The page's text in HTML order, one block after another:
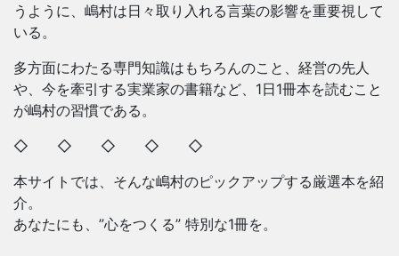
うように、嶋村は日々取り入れる言葉の影響を重要視して
いる。
多方面にわたる専門知識はもちろんのこと、経営の先人
や、今を牽引する実業家の書籍など、1日1冊本を読むこと
が嶋村の習慣である。
◇ ◇ ◇ ◇ ◇
本サイトでは、そんな嶋村のピックアップする厳選本を紹
介。
あなたにも、”心をつくる” 特別な1冊を。